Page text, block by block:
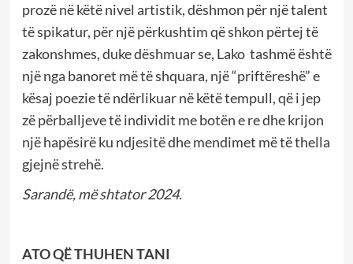
prozë në këtë nivel artistik, dëshmon për një talent
të spikatur, për një përkushtim që shkon përtej të
zakonshmes, duke dëshmuar se, Lako tashmë është
një nga banoret më të shquara, një “priftëreshë” e
kësaj poezie të ndërlikuar në këtë tempull, që i jep
zë përballjeve të individit me botën e re dhe krijon
një hapësirë ku ndjesitë dhe mendimet më të thella
gjejnë strehë.
Sarandë, më shtator 2024.
ATO QË THUHEN TANI